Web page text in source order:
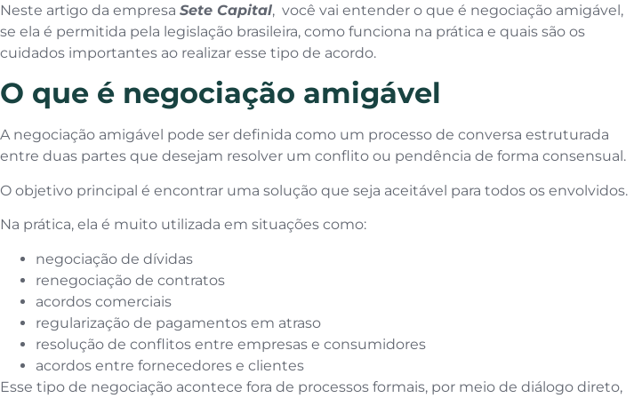
Neste artigo da empresa Sete Capital, você vai entender o que é negociação amigável,
se ela é permitida pela legislação brasileira, como funciona na prática e quais são os
cuidados importantes ao realizar esse tipo de acordo.
O que é negociação amigável
A negociação amigável pode ser definida como um processo de conversa estruturada
entre duas partes que desejam resolver um conflito ou pendência de forma consensual.
O objetivo principal é encontrar uma solução que seja aceitável para todos os envolvidos.
Na prática, ela é muito utilizada em situações como:
negociação de dívidas
renegociação de contratos
acordos comerciais
regularização de pagamentos em atraso
resolução de conflitos entre empresas e consumidores
acordos entre fornecedores e clientes
Esse tipo de negociação acontece fora de processos formais, por meio de diálogo direto,